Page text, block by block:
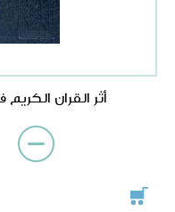
أثر القران